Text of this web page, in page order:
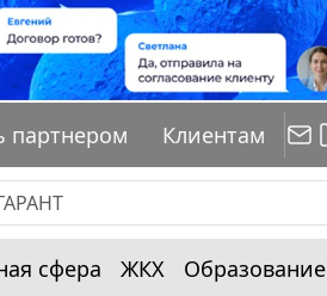
партнером Клиентам
сфера ЖКХ Образование